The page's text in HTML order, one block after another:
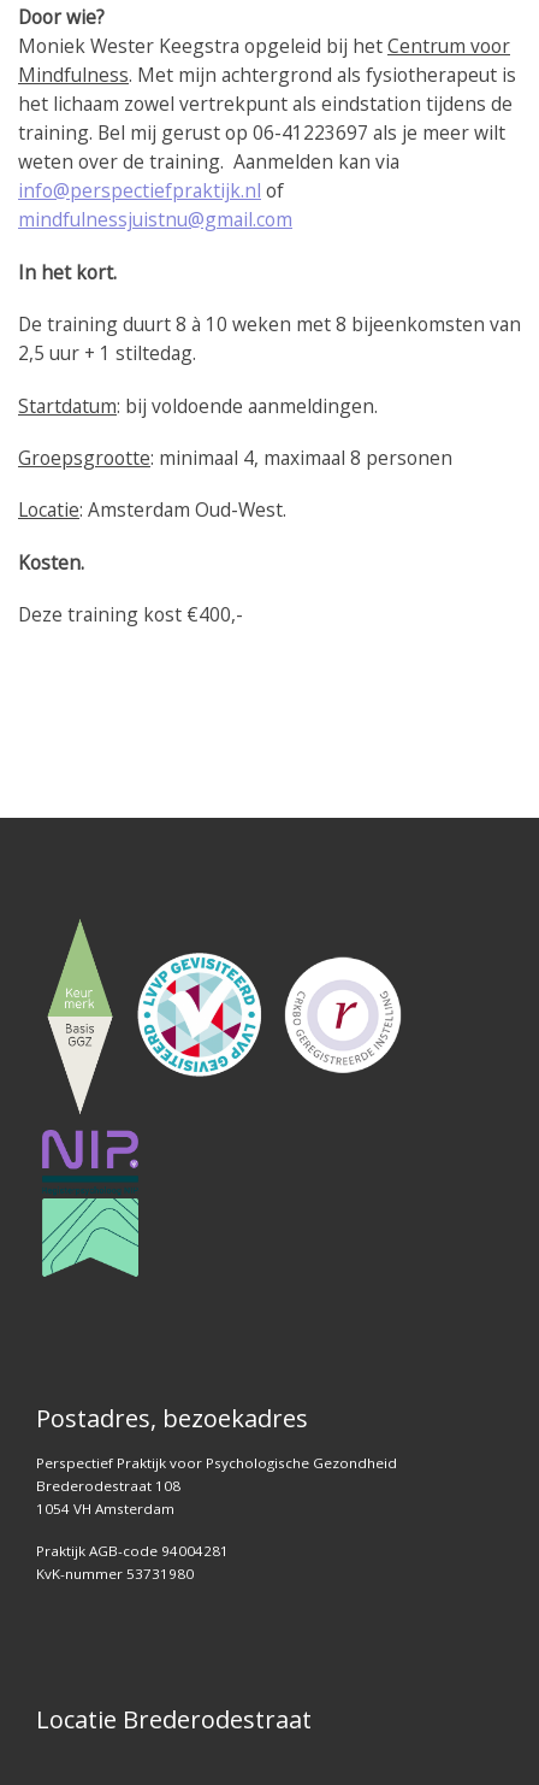
Door wie?
Moniek Wester Keegstra opgeleid bij hetCentrum voor
Mindfulness. Met mijn achtergrond als fysiotherapeut is
het lichaam zowel vertrekpunt als eindstation tijdens de
training. Bel mij gerust op 06-41223697 als je meer wilt
weten over de training. Aanmelden kan via
info@perspectiefpraktijk.nl of
mindfulnessjuistnu@gmail.com
In het kort.
De training duurt 8 à 10 weken met 8 bijeenkomsten van
2,5 uur + 1 stiltedag.
Startdatum: bij voldoende aanmeldingen.
Groepsgrootte: minimaal 4, maximaal 8 personen
Locatie: Amsterdam Oud-West.
Kosten.
Deze training kost €400,-
Postadres, bezoekadres
Perspectief Praktijk voor Psychologische Gezondheid
Brederodestraat 108
1054 VH Amsterdam
Praktijk AGB-code 94004281
KvK-nummer 53731980
Locatie Brederodestraat